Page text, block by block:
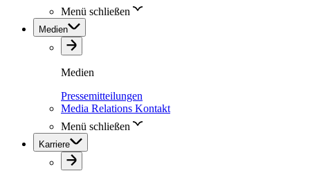
Menü schließen
Medien
Medien
Pressemitteilungen
Media Relations Kontakt
Menü schließen
Karriere